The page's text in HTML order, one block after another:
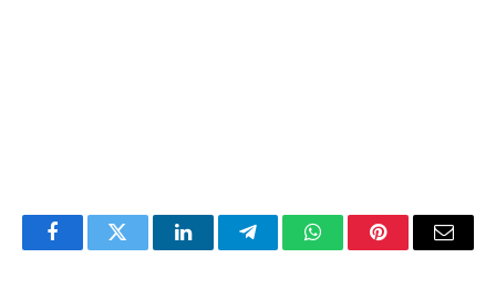
FacebookTwitter LinkedInTelegramWhatsAppPinterestEmail